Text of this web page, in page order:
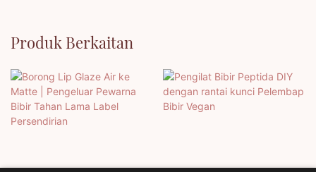
Produk Berkaitan